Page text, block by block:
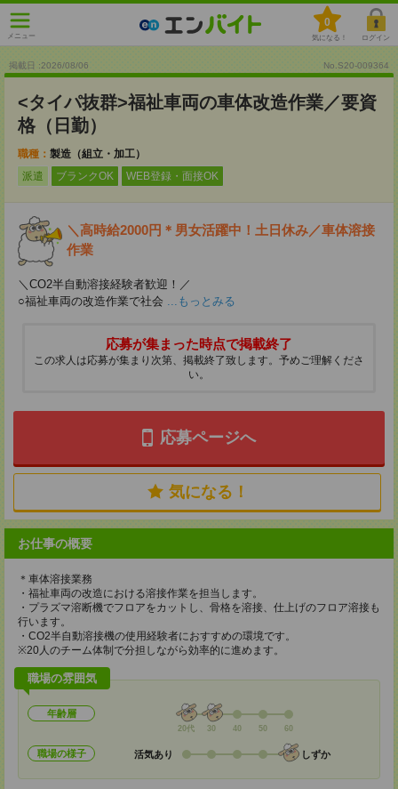
メニュー
0
気になる！ ログイン
掲載日 :2026/08/06 No.S20-009364
<タイパ抜群>福祉車両の車体改造作業／要資
格（日勤）
職種： 製造（組立・加工）
派遣
ブランクOK WEB登録・面接OK
＼高時給2000円＊男女活躍中！土日休み／車体溶接
作業
＼CO2半自動溶接経験者歓迎！／
○福祉車両の改造作業で社会 ...もっとみる
応募が集まった時点で掲載終了
この求人は応募が集まり次第、掲載終了致します。予めご理解くださ
い。
応募ページへ
気になる！
お仕事の概要
＊車体溶接業務
・福祉車両の改造における溶接作業を担当します。
・プラズマ溶断機でフロアをカットし、骨格を溶接、仕上げのフロア溶接も
行います。
・CO2半自動溶接機の使用経験者におすすめの環境です。
※20人のチーム体制で分担しながら効率的に進めます。
職場の雰囲気
年齢層
20代 30 40 50 60
職場の様子 活気あり しずか